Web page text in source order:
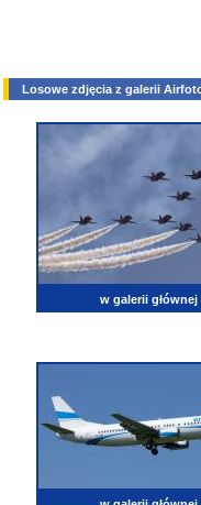
Losowe zdjęcia z galerii
w galerii głównej